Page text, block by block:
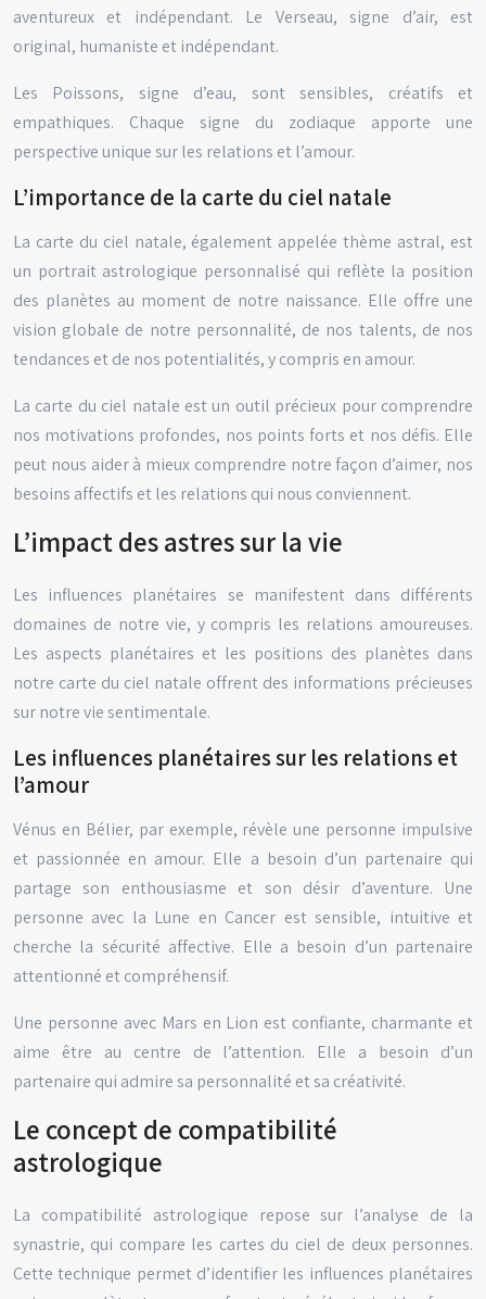
aventureux et indépendant. Le Verseau, signe d’air, est
original, humaniste et indépendant.
Les Poissons, signe d’eau, sont sensibles, créatifs et
empathiques. Chaque signe du zodiaque apporte une
perspective unique sur les relations et l’amour.
L’importance de la carte du ciel natale
La carte du ciel natale, également appelée thème astral, est
un portrait astrologique personnalisé qui reflète la position
des planètes au moment de notre naissance. Elle offre une
vision globale de notre personnalité, de nos talents, de nos
tendances et de nos potentialités, y compris en amour.
La carte du ciel natale est un outil précieux pour comprendre
nos motivations profondes, nos points forts et nos défis. Elle
peut nous aider à mieux comprendre notre façon d’aimer, nos
besoins affectifs et les relations qui nous conviennent.
L’impact des astres sur la vie
Les influences planétaires se manifestent dans différents
domaines de notre vie, y compris les relations amoureuses.
Les aspects planétaires et les positions des planètes dans
notre carte du ciel natale offrent des informations précieuses
sur notre vie sentimentale.
Les influences planétaires sur les relations et
l’amour
Vénus en Bélier, par exemple, révèle une personne impulsive
et passionnée en amour. Elle a besoin d’un partenaire qui
partage son enthousiasme et son désir d’aventure. Une
personne avec la Lune en Cancer est sensible, intuitive et
cherche la sécurité affective. Elle a besoin d’un partenaire
attentionné et compréhensif.
Une personne avec Mars en Lion est confiante, charmante et
aime être au centre de l’attention. Elle a besoin d’un
partenaire qui admire sa personnalité et sa créativité.
Le concept de compatibilité
astrologique
La compatibilité astrologique repose sur l’analyse de la
synastrie, qui compare les cartes du ciel de deux personnes.
Cette technique permet d’identifier les influences planétaires